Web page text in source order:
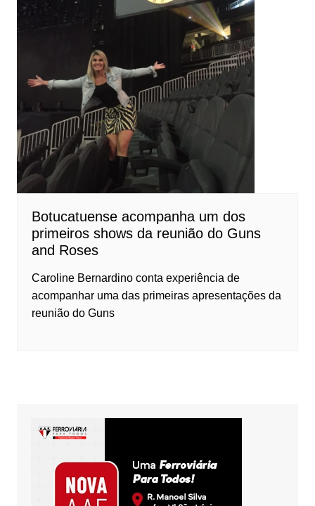
Botucatuense acompanha um dos
primeiros shows da reunião do Guns
and Roses
Caroline Bernardino conta experiência de
acompanhar uma das primeiras apresentações da
reunião do Guns